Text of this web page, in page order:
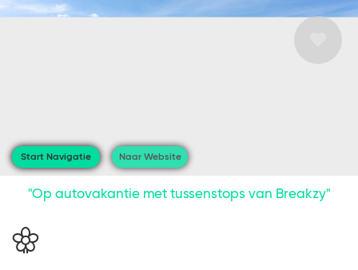
Naar Website
Start Navigatie
"Op autovakantie met tussenstops van Breakzy"